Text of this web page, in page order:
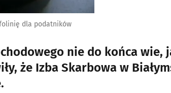
dla podatników
nie do końca wie,
że Izba Skarbowa w